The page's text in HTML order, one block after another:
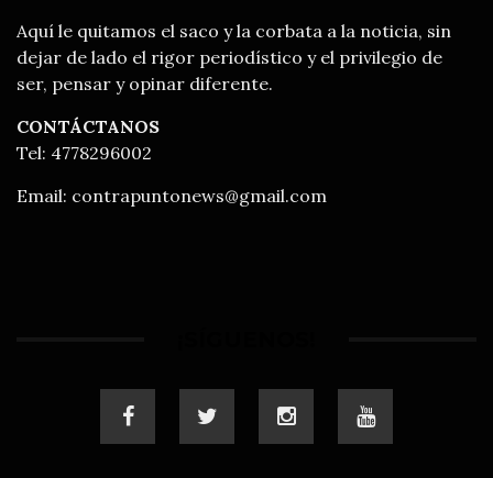
Aquí le quitamos el saco y la corbata a la noticia, sin
dejar de lado el rigor periodístico y el privilegio de
ser, pensar y opinar diferente.
CONTÁCTANOS
Tel: 4778296002
Email: contrapuntonews@gmail.com